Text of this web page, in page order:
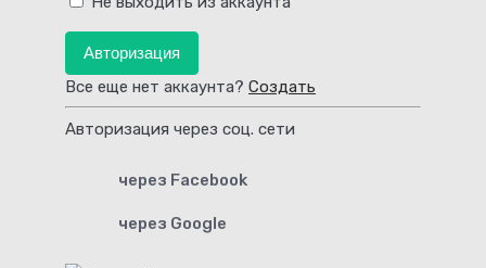
Авторизация
Все еще нет аккаунта? Создать
Авторизация через соц. сети
через Facebook
через Google